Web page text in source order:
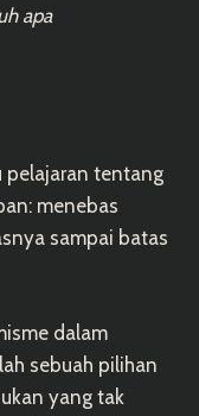
apa
pelajaran tentang
menebas
sampai batas
dalam
sebuah pilihan
yang tak